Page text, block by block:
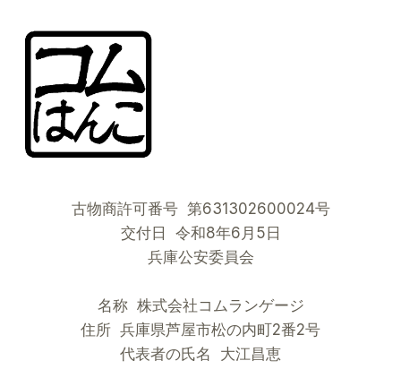
古物商許可番号 第631302600024号
交付日 令和8年6月5日
兵庫公安委員会
名称 株式会社コムランゲージ
住所 兵庫県芦屋市松の内町2番2号
代表者の氏名 大江昌恵